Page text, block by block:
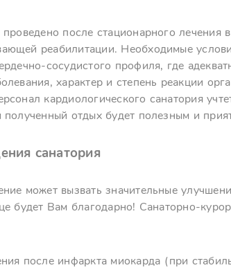
после стационарного лечения
реабилитации. Необходимые
сосудистого профиля, где
характер и степень реакции
кардиологического санатория
отдых будет полезным и
санатория
может вызвать значительные
будет Вам благодарно! Санаторно-
после инфаркта миокарда (при